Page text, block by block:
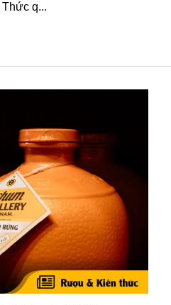
q...